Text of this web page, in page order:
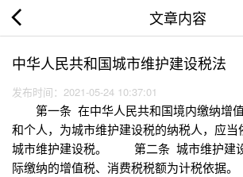
文章内容
中华人民共和国城市维护建设税法
发布时间：2021-05-24 10:37:01
第一条 在中华人民共和国境内缴纳增
和个人，为城市维护建设税的纳税人，应当
城市维护建设税。 第二条 城市维护建
际缴纳的增值税、消费税税额为计税依